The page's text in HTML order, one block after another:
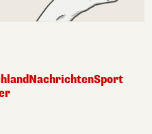
NachrichtenSport